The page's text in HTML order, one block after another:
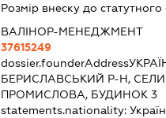
Розмір внеску до
ВАЛІНОР-МЕНЕДЖМЕНТ
37615249
dossier.founderAddress
БЕРИСЛАВСЬКИЙ Р-Н,
ПРОМИСЛОВА, БУДИНОК 3
statements.nationality: